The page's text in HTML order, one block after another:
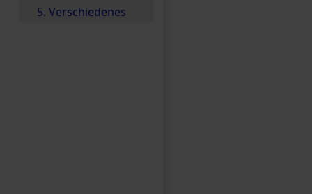
5. Verschiedenes